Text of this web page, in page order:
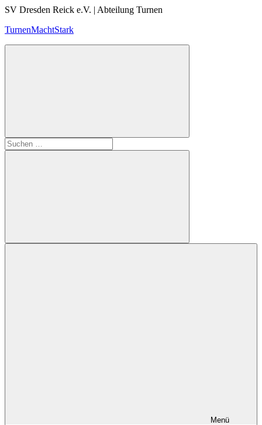
Zum
springen
SV Dresden Reick e.V. | Abteilung Turnen
TurnenMachtStark
Suchen
nach:
Suchen
Menü